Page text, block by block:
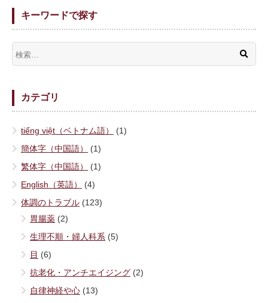
キーワードで探す
カテゴリ
tiếng việt（ベトナム語）
(1)
簡体字（中国語）
(1)
繁体字（中国語）
(1)
English（英語）
(4)
体調のトラブル (123)
胃腸薬 (2)
生理不順・婦人科系 (5)
目 (6)
抗老化・アンチエイジング (2)
自律神経や心 (13)